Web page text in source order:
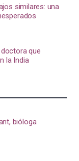
similares: una
doctora que
la India
bióloga